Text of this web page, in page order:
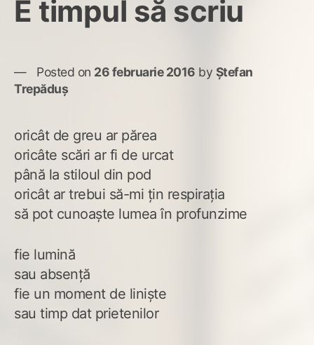
E timpul să scriu
Posted on 26 februarie 2016 by Ștefan
Trepăduș
oricât de greu ar părea
oricâte scări ar fi de urcat
până la stiloul din pod
oricât ar trebui să-mi țin respirația
să pot cunoaște lumea în profunzime
fie lumină
sau absență
fie un moment de liniște
sau timp dat prietenilor